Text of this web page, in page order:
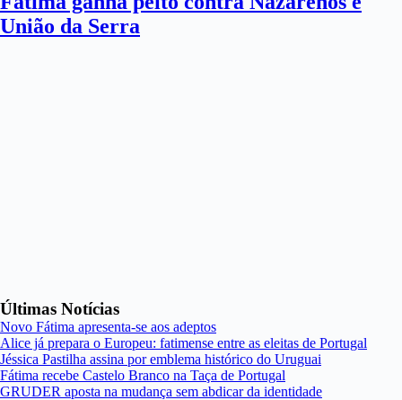
União da Serra
Últimas Notícias
Novo Fátima apresenta-se aos adeptos
Alice já prepara o Europeu: fatimense entre as eleitas de Portugal
Jéssica Pastilha assina por emblema histórico do Uruguai
Fátima recebe Castelo Branco na Taça de Portugal
GRUDER aposta na mudança sem abdicar da identidade